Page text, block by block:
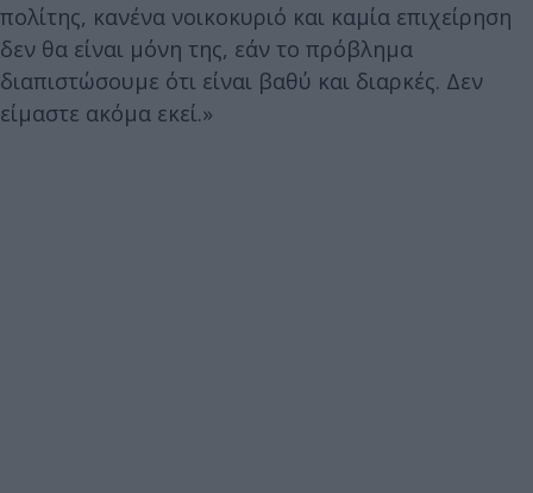
πολίτης, κανένα νοικοκυριό και καμία επιχείρηση
δεν θα είναι μόνη της, εάν το πρόβλημα
διαπιστώσουμε ότι είναι βαθύ και διαρκές. Δεν
είμαστε ακόμα εκεί.»